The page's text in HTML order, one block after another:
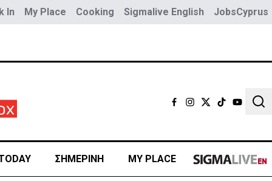
In My Place Cooking Sigmalive English JobsCyprus
ΣΗΜΕΡΙΝΗ MY PLACE